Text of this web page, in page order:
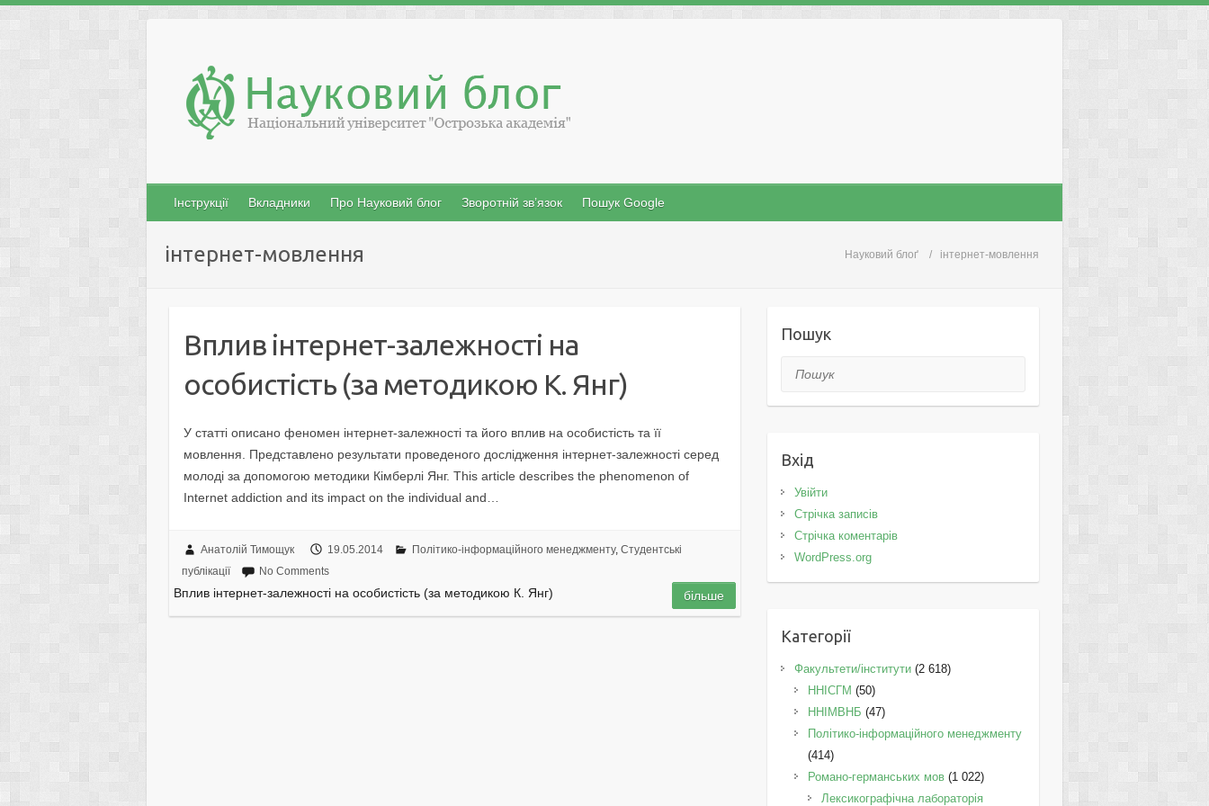
content
Інструкції Вкладники Про Науковий блог Зворотній зв’язок Пошук Google
Науковий блоґ інтернет-мовлення
інтернет-мовлення
Вплив інтернет-залежності на
особистість (за методикою К. Янг)
У статті описано феномен інтернет-залежності та його вплив на особистість та її
мовлення. Представлено результати проведеного дослідження інтернет-залежності серед
молоді за допомогою методики Кімберлі Янг. This article describes the phenomenon of
Internet addiction and its impact on the individual and…
Анатолій Тимощук 19.05.2014 Політико-інформаційного менеджменту, Студентські
публікації
No Comments
Вплив інтернет-залежності на особистість (за методикою К. Янг) більше
Пошук
Пошук
Вхід
Увійти
Стрічка записів
Стрічка коментарів
WordPress.org
Категорії
Факультети/інститути(2 618)
ННІСГМ (50)
ННІМВНБ (47)
Політико-інформаційного менеджменту
(414)
Романо-германських мов(1 022)
Лексикографічна лабораторія